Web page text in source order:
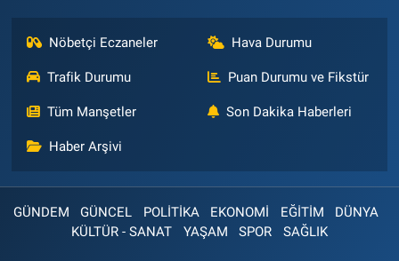
Nöbetçi Eczaneler Hava Durumu
Trafik Durumu Puan Durumu ve Fikstür
Tüm Manşetler Son Dakika Haberleri
Haber Arşivi
GÜNDEM GÜNCEL POLİTİKA EKONOMİ EĞİTİM
DÜNYA
KÜLTÜR - SANAT
YAŞAM SPOR SAĞLIK